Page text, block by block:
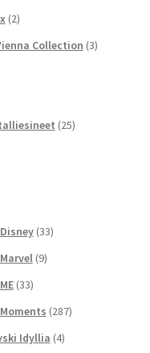
(2)
Collection (3)
(25)
(33)
(9)
(33)
(287)
Idyllia (4)